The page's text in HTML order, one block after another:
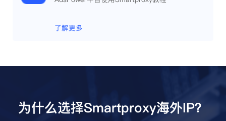
了解更多
为什么选择Smartproxy海外IP？